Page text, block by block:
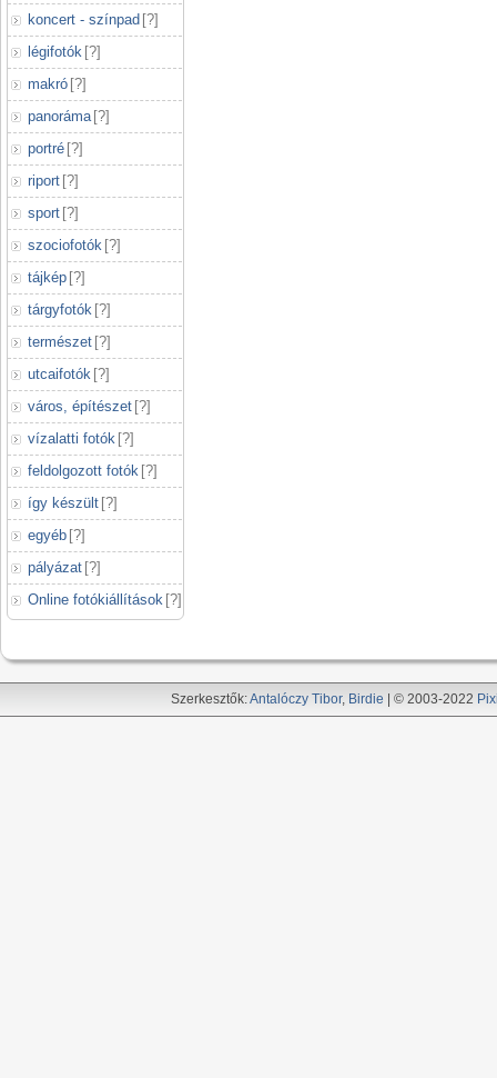
koncert - színpad [?]
légifotók [?]
makró [?]
panoráma [?]
portré [?]
riport [?]
sport [?]
szociofotók [?]
tájkép [?]
tárgyfotók [?]
természet [?]
utcaifotók [?]
város, építészet [?]
vízalatti fotók [?]
feldolgozott fotók [?]
így készült [?]
egyéb [?]
pályázat [?]
Online fotókiállítások [?]
Szerkesztők:Antalóczy Tibor, Birdie | © 2003-2022